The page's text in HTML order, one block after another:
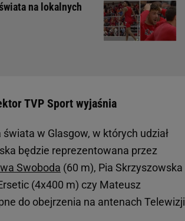
na lokalnych
TVP Sport wyjaśnia
w Glasgow, w których udział
będzie reprezentowana przez
Swoboda (60 m), Pia Skrzyszowska
(4x400 m) czy Mateusz
do obejrzenia na antenach Telewizji